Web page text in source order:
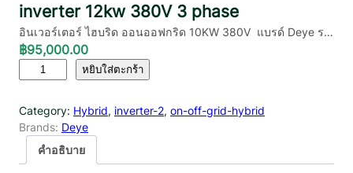
inverter 12kw 380V 3 phase
อินเวอร์เตอร์ ไฮบริด ออนออฟกริด 10KW 380V แบรด์ Deye ร…
฿95,000.00
น
น
อิ
เ
หยิบใส่ตะกร้า
Category: Hybrid, inverter-2, on-off-grid-hybrid
Brands: Deye
คำอธิบาย